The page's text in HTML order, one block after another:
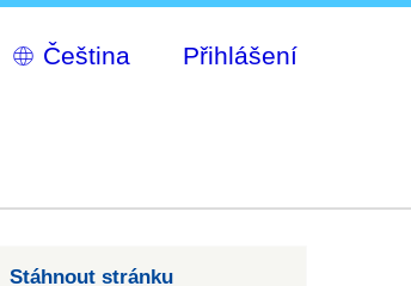
Select
your
Přihlášení
Stáhnout stránku